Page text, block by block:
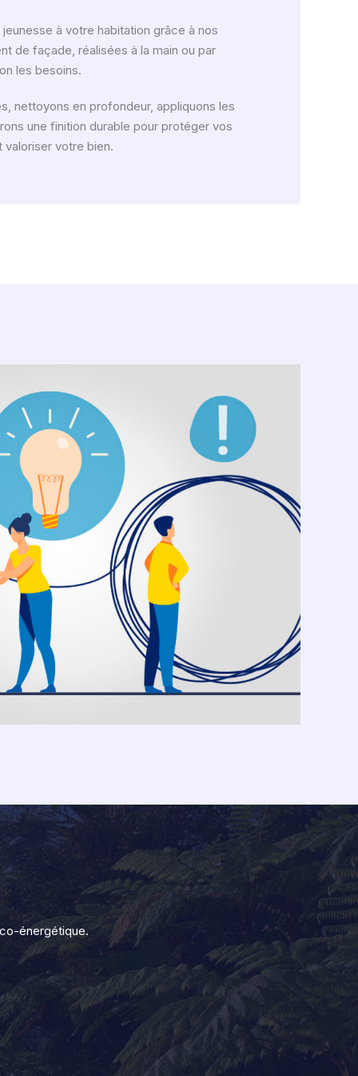
à votre habitation grâce à nos
de façade, réalisées à la main ou par
les besoins.
nettoyons en profondeur, appliquons les
une finition durable pour protéger vos
votre bien.
énergétique.